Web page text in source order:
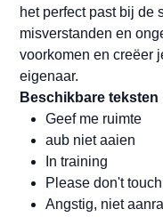
het perfect past bij de
misverstanden en
voorkomen en creëer
eigenaar.
Beschikbare teksten
Geef me ruimte
aub niet aaien
In training
Please don't
Angstig, niet